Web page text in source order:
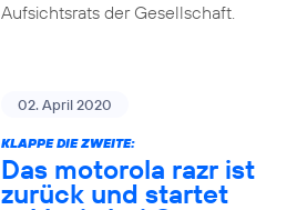
Aufsichtsrats der Gesellschaft.
02. April 2020
KLAPPE DIE ZWEITE:
Das motorola razr ist
zurück und startet